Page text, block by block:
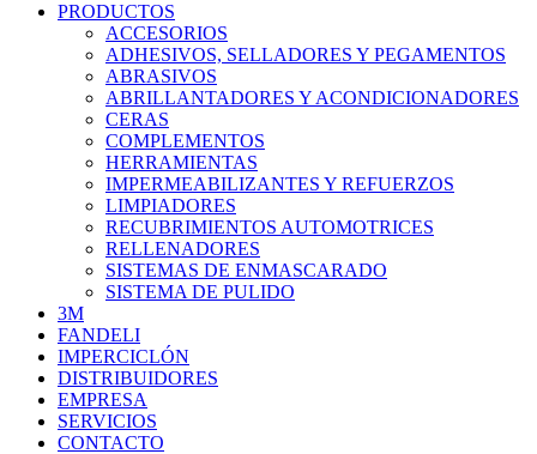
PRODUCTOS
ACCESORIOS
ADHESIVOS, SELLADORES Y PEGAMENTOS
ABRASIVOS
ABRILLANTADORES Y ACONDICIONADORES
CERAS
COMPLEMENTOS
HERRAMIENTAS
IMPERMEABILIZANTES Y REFUERZOS
LIMPIADORES
RECUBRIMIENTOS AUTOMOTRICES
RELLENADORES
SISTEMAS DE ENMASCARADO
SISTEMA DE PULIDO
3M
FANDELI
IMPERCICLÓN
DISTRIBUIDORES
EMPRESA
SERVICIOS
CONTACTO